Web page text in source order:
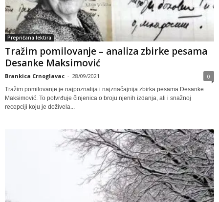
Prepričana lektira
Tražim pomilovanje – analiza zbirke pesama
Desanke Maksimović
Brankica Crnoglavac - 28/09/2021 0
Tražim pomilovanje je najpoznatija i najznačajnija zbirka pesama Desanke
Maksimović. To potvrđuje činjenica o broju njenih izdanja, ali i snažnoj
recepciji koju je doživela...